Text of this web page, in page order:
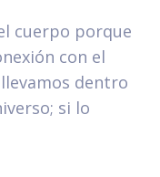
cuerpo porque
con el
dentro
si lo